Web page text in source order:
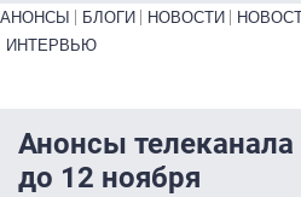
Primary links bottom
АНОНСЫ БЛОГИ НОВОСТИ
ИНТЕРВЬЮ
Анонсы телеканала
до 12 ноября